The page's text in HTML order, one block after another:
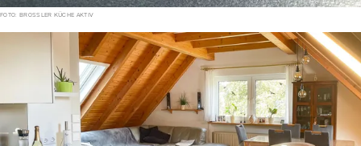
FOTO: BROSSLER KÜCHE AKTIV